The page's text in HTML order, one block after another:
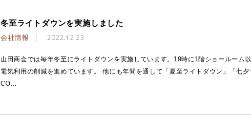
冬至ライトダウンを実施しました
会社情報 2022.12.23
山田商会では毎年冬至にライトダウンを実施しています。19時に1階ショールーム
電気利用の削減を進めています。 他にも年間を通して「夏至ライトダウン」「七
CO…